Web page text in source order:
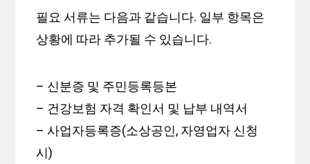
필요 서류는 다음과 같습니다. 일부 항목은
상황에 따라 추가될 수 있습니다.
– 신분증 및 주민등록등본
– 건강보험 자격 확인서 및 납부 내역서
– 사업자등록증(소상공인, 자영업자 신청
시)